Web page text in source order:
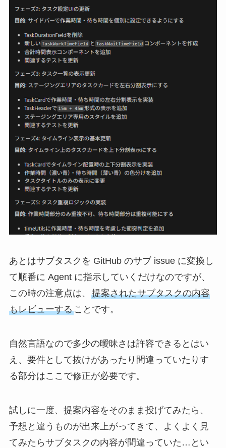
あとはサブタスクを GitHub のサブ issue に変換し
て順番に Agent に指示していくだけなのですが、
この時の注意点は、 提案されたサブタスクの内容
もレビューすることです。
自然言語なので多少の曖昧さは許容できるとはい
え、要件として抜けがあったり間違っていたりす
る部分はここで修正が必要です。
試しに一度、提案内容をそのまま投げてみたら、
予想と違うものが出来上がってきて、よくよく見
てみたらサブタスクの内容が間違っていた…とい